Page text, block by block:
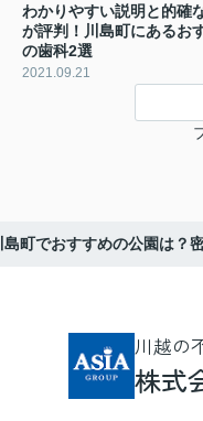
わかりやすい説明と的確
が評判！川島町にあるお
の歯科2選
2021.09.21
島町でおすすめの公園は？
川越の
株式